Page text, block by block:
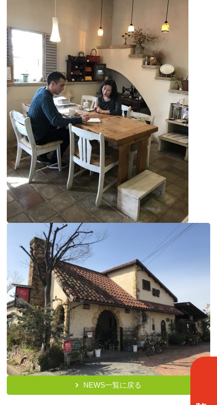
NEWS一覧に戻る